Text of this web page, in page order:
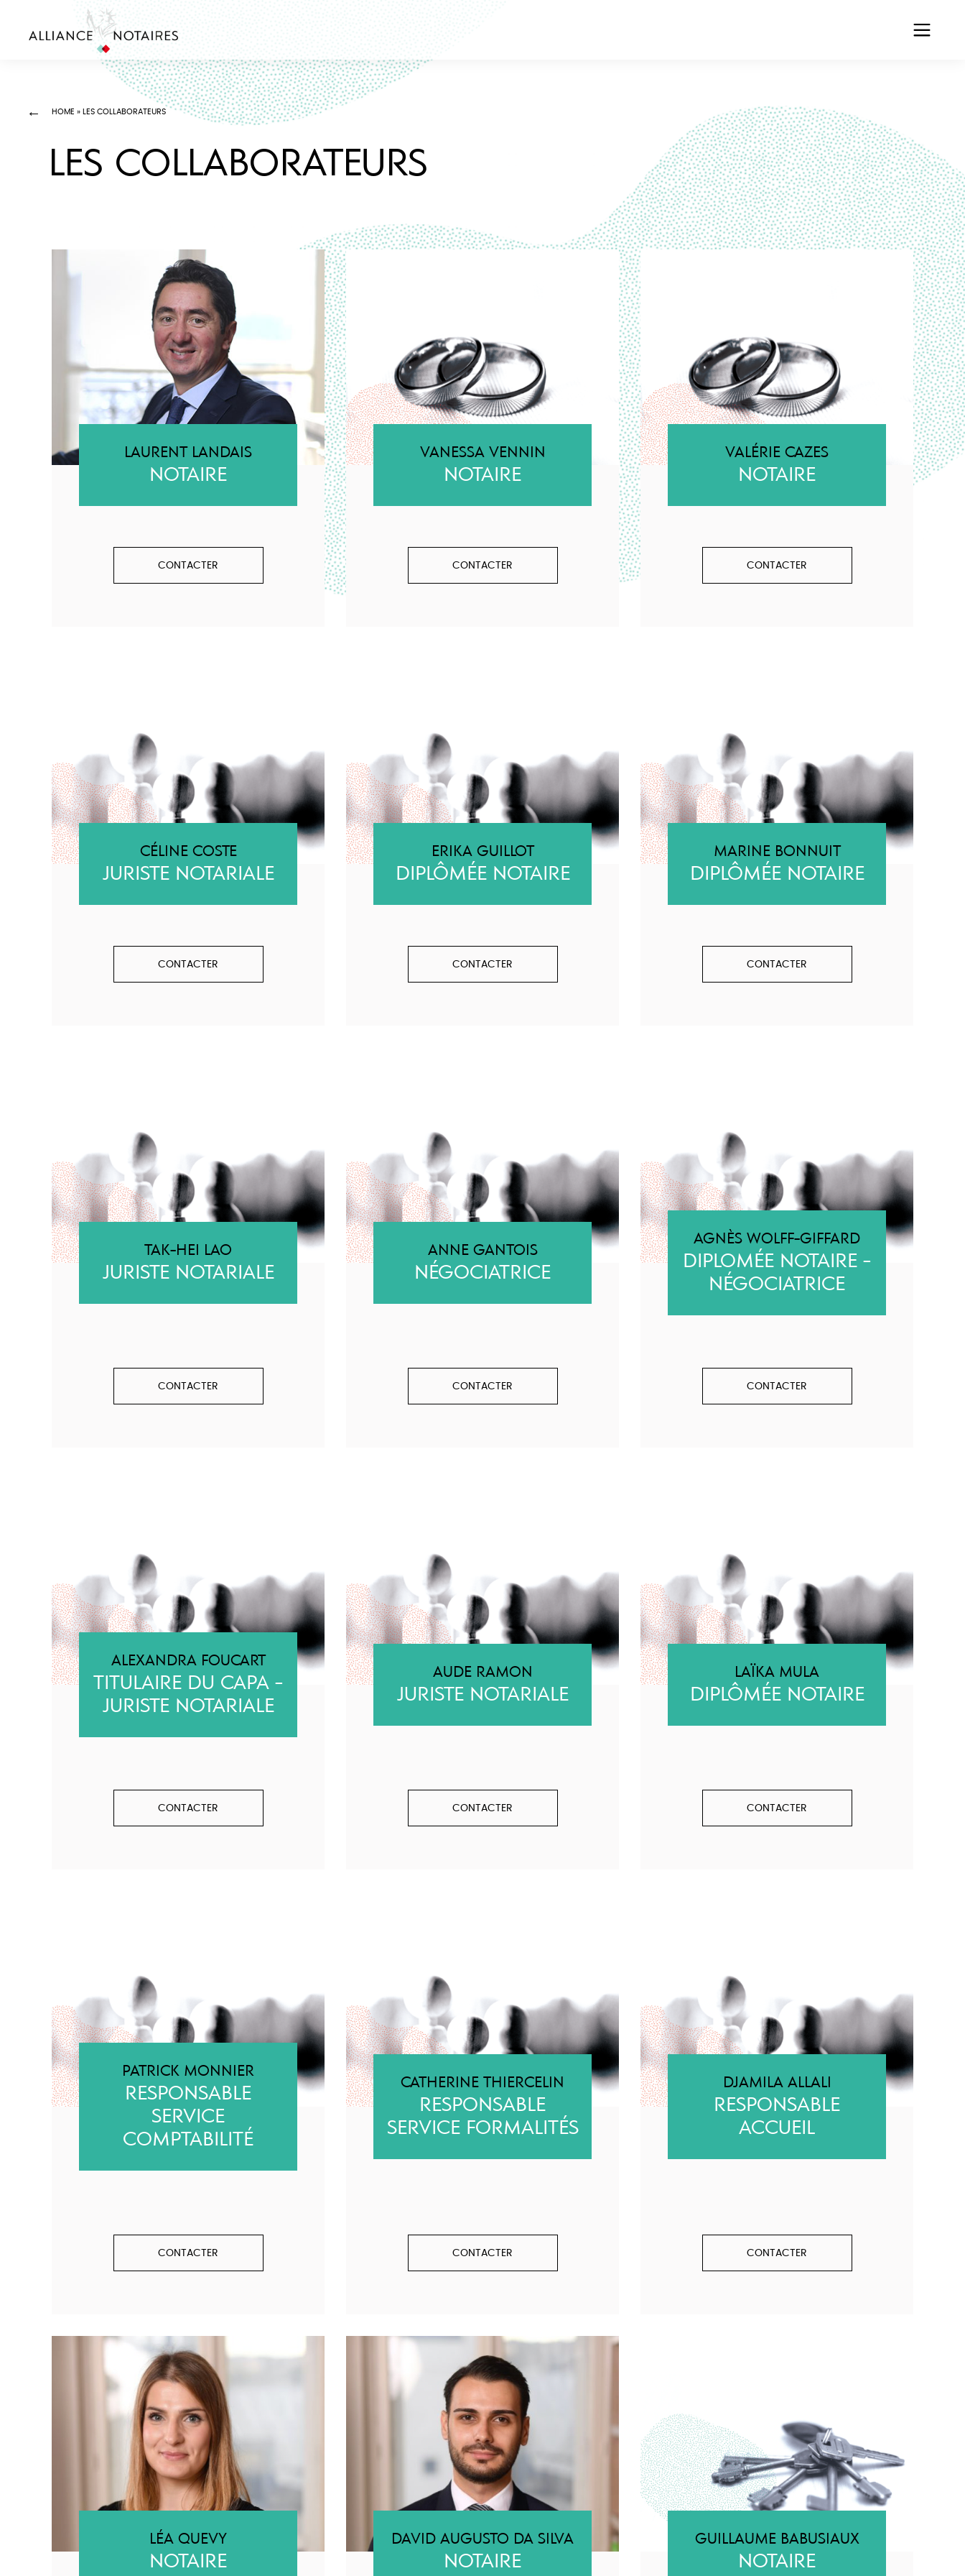
HOME » LES COLLABORATEURS
LES COLLABORATEURS
LAURENT LANDAIS
NOTAIRE
CONTACTER
VANESSA VENNIN
NOTAIRE
CONTACTER
VALÉRIE CAZES
NOTAIRE
CONTACTER
CÉLINE COSTE
JURISTE NOTARIALE
CONTACTER
ERIKA GUILLOT
DIPLÔMÉE NOTAIRE
CONTACTER
MARINE BONNUIT
DIPLÔMÉE NOTAIRE
CONTACTER
TAK-HEI LAO
JURISTE NOTARIALE
CONTACTER
ANNE GANTOIS
NÉGOCIATRICE
CONTACTER
AGNÈS WOLFF-GIFFARD
DIPLOMÉE NOTAIRE -
NÉGOCIATRICE
CONTACTER
ALEXANDRA FOUCART
TITULAIRE DU CAPA -
JURISTE NOTARIALE
CONTACTER
AUDE RAMON
JURISTE NOTARIALE
CONTACTER
LAÏKA MULA
DIPLÔMÉE NOTAIRE
CONTACTER
PATRICK MONNIER
RESPONSABLE
SERVICE
COMPTABILITÉ
CONTACTER
CATHERINE THIERCELIN
RESPONSABLE
SERVICE FORMALITÉS
CONTACTER
DJAMILA ALLALI
RESPONSABLE
ACCUEIL
CONTACTER
LÉA QUEVY
NOTAIRE
DAVID AUGUSTO DA SILVA
NOTAIRE
GUILLAUME BABUSIAUX
NOTAIRE